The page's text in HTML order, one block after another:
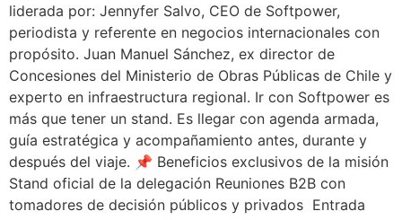
liderada por: Jennyfer Salvo, CEO de Softpower,
periodista y referente en negocios internacionales con
propósito. Juan Manuel Sánchez, ex director de
Concesiones del Ministerio de Obras Públicas de Chile y
experto en infraestructura regional. Ir con Softpower es
más que tener un stand. Es llegar con agenda armada,
guía estratégica y acompañamiento antes, durante y
después del viaje. 📌 Beneficios exclusivos de la misión
Stand oficial de la delegación Reuniones B2B con
tomadores de decisión públicos y privados Entrada